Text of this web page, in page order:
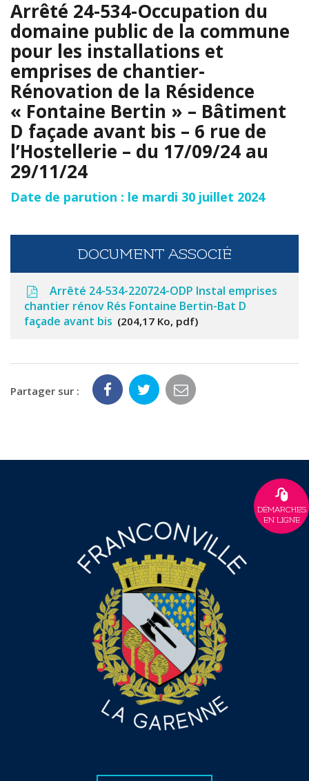
Arrêté 24-534-Occupation du
domaine public de la commune
pour les installations et
emprises de chantier-
Rénovation de la Résidence
« Fontaine Bertin » – Bâtiment
D façade avant bis – 6 rue de
l’Hostellerie – du 17/09/24 au
29/11/24
Date de parution : le mardi 30 juillet 2024
DOCUMENT ASSOCIÉ
Arrêté 24-534-220724-ODP Instal emprises
chantier rénov Rés Fontaine Bertin-Bat D
façade avant bis
204,17 Ko, pdf
Partager sur :
DÉMARCHES
EN LIGNE